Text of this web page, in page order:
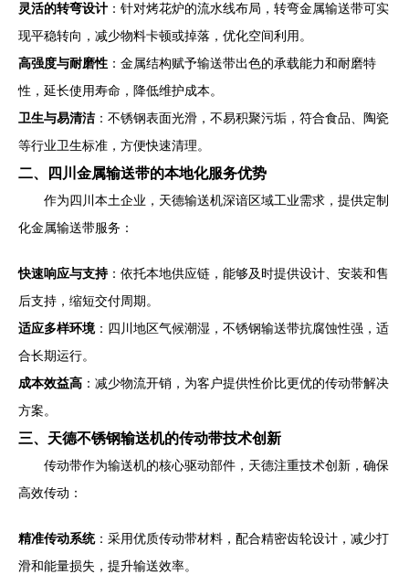
灵活的转弯设计 ：针对烤花炉的流水线布局，转弯金属输送带可实
现平稳转向，减少物料卡顿或掉落，优化空间利用。
高强度与耐磨性 ：金属结构赋予输送带出色的承载能力和耐磨特
性，延长使用寿命，降低维护成本。
卫生与易清洁 ：不锈钢表面光滑，不易积聚污垢，符合食品、陶瓷
等行业卫生标准，方便快速清理。
二、四川金属输送带的本地化服务优势
作为四川本土企业，天德输送机深谙区域工业需求，提供定制
化金属输送带服务：
快速响应与支持：依托本地供应链，能够及时提供设计、安装和售
后支持，缩短交付周期。
适应多样环境：四川地区气候潮湿，不锈钢输送带抗腐蚀性强，适
合长期运行。
成本效益高 ：减少物流开销，为客户提供性价比更优的传动带解决
方案。
三、天德不锈钢输送机的传动带技术创新
传动带作为输送机的核心驱动部件，天德注重技术创新，确保
高效传动：
精准传动系统：采用优质传动带材料，配合精密齿轮设计，减少打
滑和能量损失，提升输送效率。